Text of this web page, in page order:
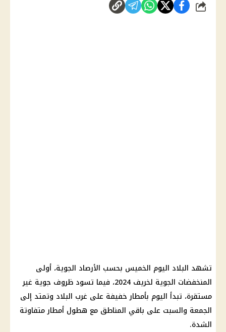
شارك
تشهد البلاد اليوم الخميس بحسب الأرصاد الجوية، أولى
المنخفضات الجوية لخريف 2024، فيما تسود ظروف جوية غير
مستقرة، تبدأ اليوم بأمطار خفيفة على غرب البلاد وتمتد إلى
الجمعة والسبت على باقي المناطق مع هطول أمطار متفاوتة
الشدة.